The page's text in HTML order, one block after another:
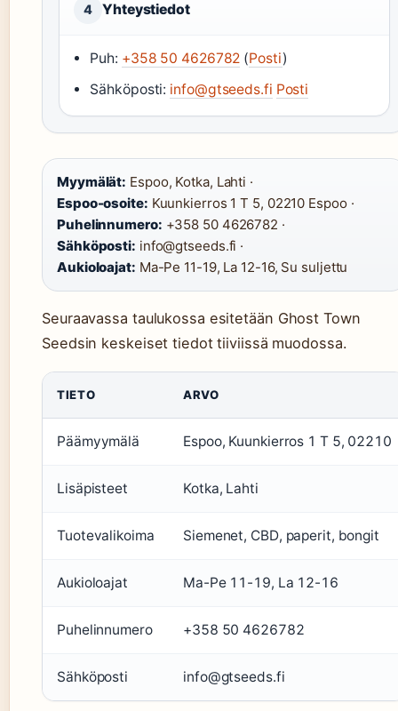
4 Yhteystiedot
Puh: +358 50 4626782 (Posti)
Sähköposti: info@gtseeds.fi Posti
Myymälät: Espoo, Kotka, Lahti ·
Espoo-osoite: Kuunkierros 1 T 5, 02210 Espoo ·
Puhelinnumero: +358 50 4626782 ·
Sähköposti: info@gtseeds.fi ·
Aukioloajat: Ma-Pe 11-19, La 12-16, Su suljettu
Seuraavassa taulukossa esitetään Ghost Town
Seedsin keskeiset tiedot tiiviissä muodossa.
TIETO ARVO
Päämyymälä Espoo, Kuunkierros 1 T 5, 02210
Lisäpisteet Kotka, Lahti
Tuotevalikoima Siemenet, CBD, paperit, bongit
Aukioloajat Ma-Pe 11-19, La 12-16
Puhelinnumero +358 50 4626782
Sähköposti info@gtseeds.fi